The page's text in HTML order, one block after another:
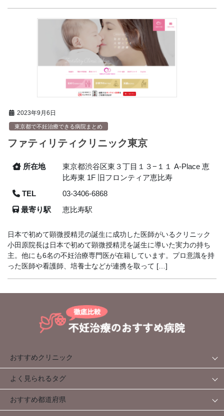
2023年9月6日
東京都で不妊治療できる病院まとめ
ファティリティクリニック東京
所在地
東京都渋谷区東３丁目１３−１１ A-Place 恵
比寿東 1F 旧フロンティア恵比寿
TEL
03-3406-6868
最寄り駅
恵比寿駅
日本で初めて顕微授精児の誕生に成功した医師がいるクリニック
小田原院長は日本で初めて顕微授精児を誕生に導いた実力の持ち
主。他にも6名の不妊治療専門医が在籍しています。プロ意識を持
った医師や看護師、培養士などが連携を取って […]
おすすめクリニック
よく見られるタグ
おすすめ都道府県